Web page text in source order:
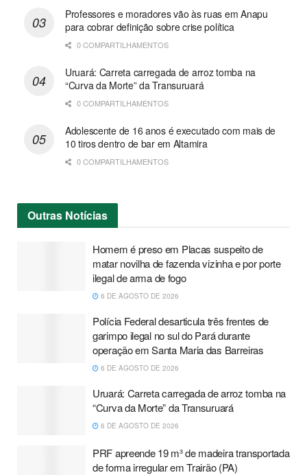
Professores e moradores vão às ruas em Anapu
para cobrar definição sobre crise política
0 COMPARTILHAMENTOS
Uruará: Carreta carregada de arroz tomba na
“Curva da Morte” da Transuruará
0 COMPARTILHAMENTOS
Adolescente de 16 anos é executado com mais de
10 tiros dentro de bar em Altamira
0 COMPARTILHAMENTOS
Outras Notícias
Homem é preso em Placas suspeito de
matar novilha de fazenda vizinha e por porte
ilegal de arma de fogo
6 DE AGOSTO DE 2026
Polícia Federal desarticula três frentes de
garimpo ilegal no sul do Pará durante
operação em Santa Maria das Barreiras
6 DE AGOSTO DE 2026
Uruará: Carreta carregada de arroz tomba na
“Curva da Morte” da Transuruará
6 DE AGOSTO DE 2026
PRF apreende 19 m³ de madeira transportada
de forma irregular em Trairão (PA)